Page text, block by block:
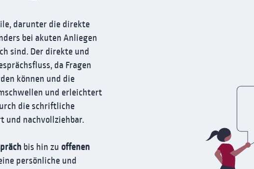
darunter die direkte
bei akuten Anliegen
sind. Der direkte und
da Fragen
können und die
und erleichtert
die schriftliche
und nachvollziehbar.
bis hin zu offenen
persönliche und